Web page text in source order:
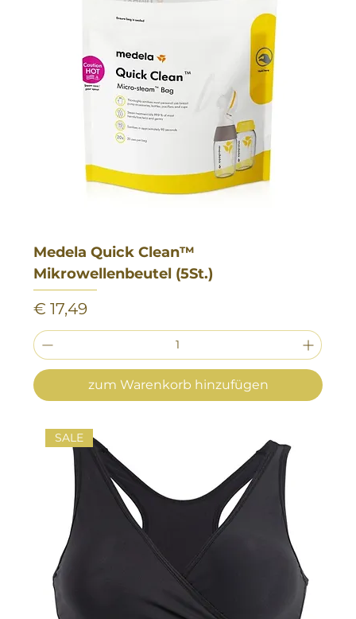
Medela Quick Clean™
Mikrowellenbeutel (5St.)
Preis
€ 17,49
zum Warenkorb hinzufügen
SALE